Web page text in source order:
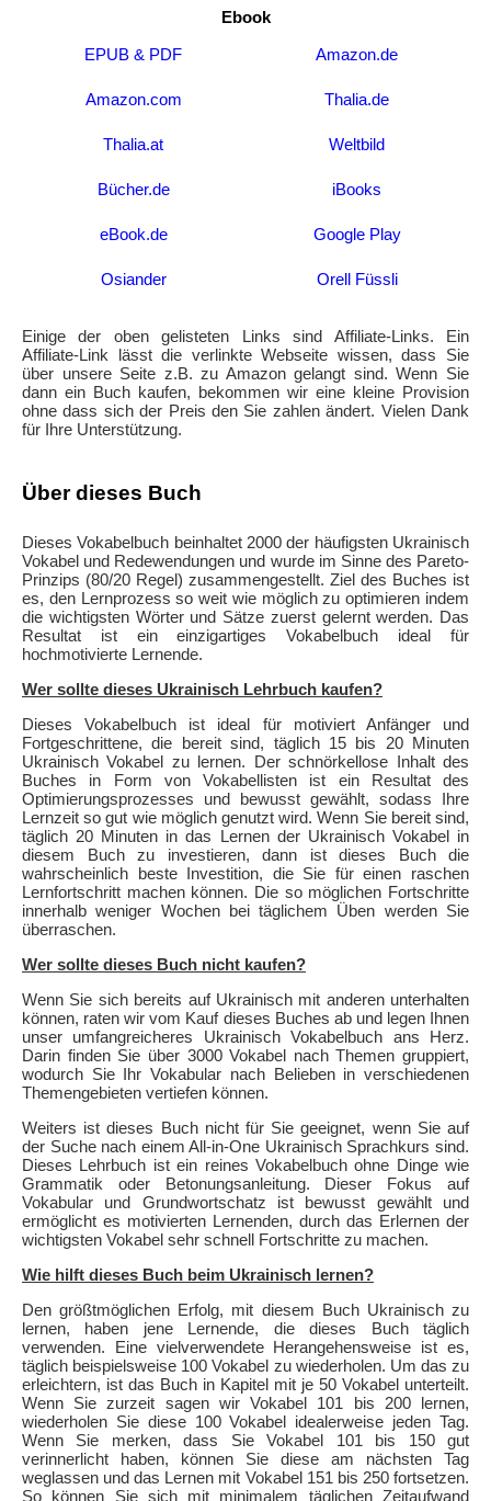
Ebook
EPUB & PDF
Amazon.de
Amazon.com Thalia.de
Thalia.at Weltbild
Bücher.de iBooks
eBook.de Google Play
Osiander Orell Füssli
Einige der oben gelisteten Links sind Affiliate-Links. Ein
Affiliate-Link lässt die verlinkte Webseite wissen, dass Sie
über unsere Seite z.B. zu Amazon gelangt sind. Wenn Sie
dann ein Buch kaufen, bekommen wir eine kleine Provision
ohne dass sich der Preis den Sie zahlen ändert. Vielen Dank
für Ihre Unterstützung.
Über dieses Buch
Dieses Vokabelbuch beinhaltet 2000 der häufigsten Ukrainisch
Vokabel und Redewendungen und wurde im Sinne des Pareto-
Prinzips (80/20 Regel) zusammengestellt. Ziel des Buches ist
es, den Lernprozess so weit wie möglich zu optimieren indem
die wichtigsten Wörter und Sätze zuerst gelernt werden. Das
Resultat ist ein einzigartiges Vokabelbuch ideal für
hochmotivierte Lernende.
Wer sollte dieses Ukrainisch Lehrbuch kaufen?
Dieses Vokabelbuch ist ideal für motiviert Anfänger und
Fortgeschrittene, die bereit sind, täglich 15 bis 20 Minuten
Ukrainisch Vokabel zu lernen. Der schnörkellose Inhalt des
Buches in Form von Vokabellisten ist ein Resultat des
Optimierungsprozesses und bewusst gewählt, sodass Ihre
Lernzeit so gut wie möglich genutzt wird. Wenn Sie bereit sind,
täglich 20 Minuten in das Lernen der Ukrainisch Vokabel in
diesem Buch zu investieren, dann ist dieses Buch die
wahrscheinlich beste Investition, die Sie für einen raschen
Lernfortschritt machen können. Die so möglichen Fortschritte
innerhalb weniger Wochen bei täglichem Üben werden Sie
überraschen.
Wer sollte dieses Buch nicht kaufen?
Wenn Sie sich bereits auf Ukrainisch mit anderen unterhalten
können, raten wir vom Kauf dieses Buches ab und legen Ihnen
unser umfangreicheres Ukrainisch Vokabelbuch ans Herz.
Darin finden Sie über 3000 Vokabel nach Themen gruppiert,
wodurch Sie Ihr Vokabular nach Belieben in verschiedenen
Themengebieten vertiefen können.
Weiters ist dieses Buch nicht für Sie geeignet, wenn Sie auf
der Suche nach einem All-in-One Ukrainisch Sprachkurs sind.
Dieses Lehrbuch ist ein reines Vokabelbuch ohne Dinge wie
Grammatik oder Betonungsanleitung. Dieser Fokus auf
Vokabular und Grundwortschatz ist bewusst gewählt und
ermöglicht es motivierten Lernenden, durch das Erlernen der
wichtigsten Vokabel sehr schnell Fortschritte zu machen.
Wie hilft dieses Buch beim Ukrainisch lernen?
Den größtmöglichen Erfolg, mit diesem Buch Ukrainisch zu
lernen, haben jene Lernende, die dieses Buch täglich
verwenden. Eine vielverwendete Herangehensweise ist es,
täglich beispielsweise 100 Vokabel zu wiederholen. Um das zu
erleichtern, ist das Buch in Kapitel mit je 50 Vokabel unterteilt.
Wenn Sie zurzeit sagen wir Vokabel 101 bis 200 lernen,
wiederholen Sie diese 100 Vokabel idealerweise jeden Tag.
Wenn Sie merken, dass Sie Vokabel 101 bis 150 gut
verinnerlicht haben, können Sie diese am nächsten Tag
weglassen und das Lernen mit Vokabel 151 bis 250 fortsetzen.
So können Sie sich mit minimalem täglichen Zeitaufwand